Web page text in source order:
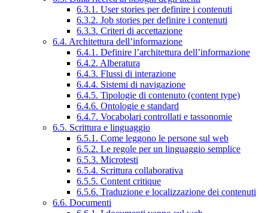
6.3.1. User stories per definire i contenuti
6.3.2. Job stories per definire i contenuti
6.3.3. Criteri di accettazione
6.4. Architettura dell’informazione
6.4.1. Definire l’architettura dell’informazione
6.4.2. Alberatura
6.4.3. Flussi di interazione
6.4.4. Sistemi di navigazione
6.4.5. Tipologie di contenuto (content type)
6.4.6. Ontologie e standard
6.4.7. Vocabolari controllati e tassonomie
6.5. Scrittura e linguaggio
6.5.1. Come leggono le persone sul web
6.5.2. Le regole per un linguaggio semplice
6.5.3. Microtesti
6.5.4. Scrittura collaborativa
6.5.5. Content critique
6.5.6. Traduzione e localizzazione dei contenuti
6.6. Documenti